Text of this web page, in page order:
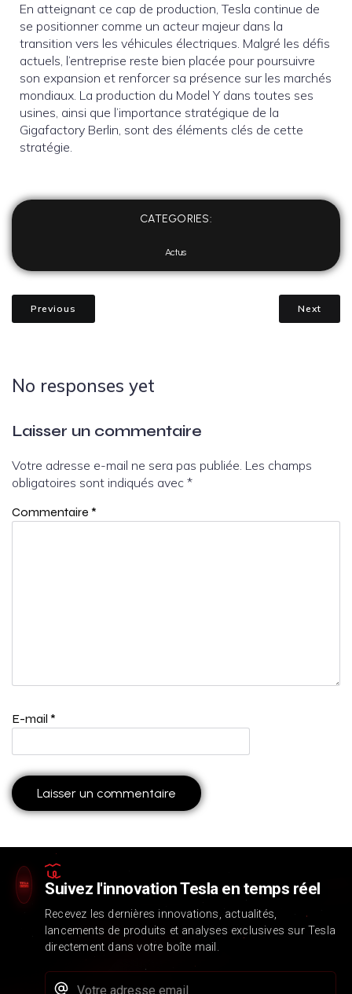
En atteignant ce cap de production, Tesla continue de
se positionner comme un acteur majeur dans la
transition vers les véhicules électriques. Malgré les défis
actuels, l’entreprise reste bien placée pour poursuivre
son expansion et renforcer sa présence sur les marchés
mondiaux. La production du Model Y dans toutes ses
usines, ainsi que l’importance stratégique de la
Gigafactory Berlin, sont des éléments clés de cette
stratégie.
CATEGORIES:
Actus
Previous Next
No responses yet
Laisser un commentaire
Votre adresse e-mail ne sera pas publiée. Les champs
obligatoires sont indiqués avec *
Commentaire *
E-mail *
Suivez l'innovation Tesla en temps réel
Recevez les dernières innovations, actualités,
lancements de produits et analyses exclusives sur Tesla
directement dans votre boîte mail.